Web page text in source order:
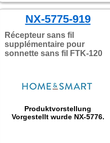
NX-5775-919
Récepteur sans fil
supplémentaire pour
sonnette sans fil FTK-120
Produktvorstellung
Vorgestellt wurde NX-5776.